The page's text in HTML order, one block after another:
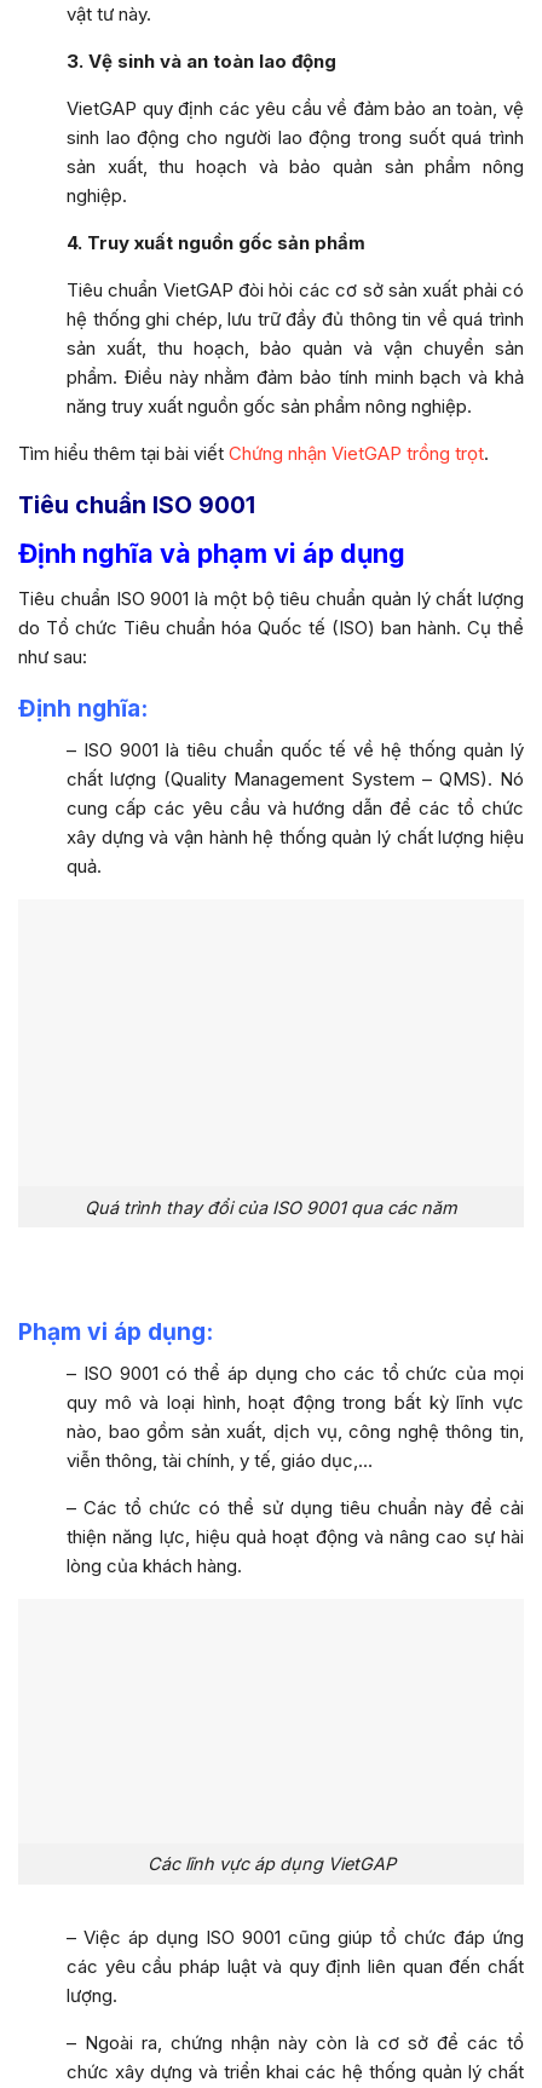
vật tư này.
3. Vệ sinh và an toàn lao động
VietGAP quy định các yêu cầu về đảm bảo an toàn, vệ
sinh lao động cho người lao động trong suốt quá trình
sản xuất, thu hoạch và bảo quản sản phẩm nông
nghiệp.
4. Truy xuất nguồn gốc sản phẩm
Tiêu chuẩn VietGAP đòi hỏi các cơ sở sản xuất phải có
hệ thống ghi chép, lưu trữ đầy đủ thông tin về quá trình
sản xuất, thu hoạch, bảo quản và vận chuyển sản
phẩm. Điều này nhằm đảm bảo tính minh bạch và khả
năng truy xuất nguồn gốc sản phẩm nông nghiệp.
Tìm hiểu thêm tại bài viết Chứng nhận VietGAP trồng trọt.
Tiêu chuẩn ISO 9001
Định nghĩa và phạm vi áp dụng
Tiêu chuẩn ISO 9001 là một bộ tiêu chuẩn quản lý chất lượng
do Tổ chức Tiêu chuẩn hóa Quốc tế (ISO) ban hành. Cụ thể
như sau:
Định nghĩa:
– ISO 9001 là tiêu chuẩn quốc tế về hệ thống quản lý
chất lượng (Quality Management System – QMS). Nó
cung cấp các yêu cầu và hướng dẫn để các tổ chức
xây dựng và vận hành hệ thống quản lý chất lượng hiệu
quả.
Quá trình thay đổi của ISO 9001 qua các năm
Phạm vi áp dụng:
– ISO 9001 có thể áp dụng cho các tổ chức của mọi
quy mô và loại hình, hoạt động trong bất kỳ lĩnh vực
nào, bao gồm sản xuất, dịch vụ, công nghệ thông tin,
viễn thông, tài chính, y tế, giáo dục,…
– Các tổ chức có thể sử dụng tiêu chuẩn này để cải
thiện năng lực, hiệu quả hoạt động và nâng cao sự hài
lòng của khách hàng.
Các lĩnh vực áp dụng VietGAP
– Việc áp dụng ISO 9001 cũng giúp tổ chức đáp ứng
các yêu cầu pháp luật và quy định liên quan đến chất
lượng.
– Ngoài ra, chứng nhận này còn là cơ sở để các tổ
chức xây dựng và triển khai các hệ thống quản lý chất